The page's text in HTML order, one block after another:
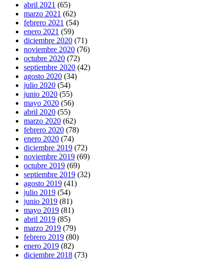
abril 2021 (65)
marzo 2021 (62)
febrero 2021 (54)
enero 2021 (59)
diciembre 2020 (71)
noviembre 2020 (76)
octubre 2020 (72)
septiembre 2020 (42)
agosto 2020 (34)
julio 2020 (54)
junio 2020 (55)
mayo 2020 (56)
abril 2020 (55)
marzo 2020 (62)
febrero 2020 (78)
enero 2020 (74)
diciembre 2019 (72)
noviembre 2019 (69)
octubre 2019 (69)
septiembre 2019 (32)
agosto 2019 (41)
julio 2019 (54)
junio 2019 (81)
mayo 2019 (81)
abril 2019 (85)
marzo 2019 (79)
febrero 2019 (80)
enero 2019 (82)
diciembre 2018 (73)